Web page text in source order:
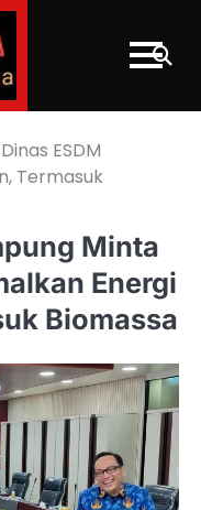
ESDM
Termasuk
Minta
Energi
Biomassa